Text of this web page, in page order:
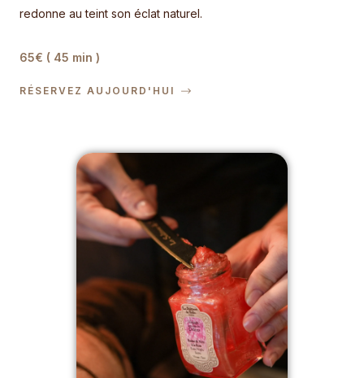
redonne au teint son éclat naturel.
65€ ( 45 min )
RÉSERVEZ AUJOURD'HUI